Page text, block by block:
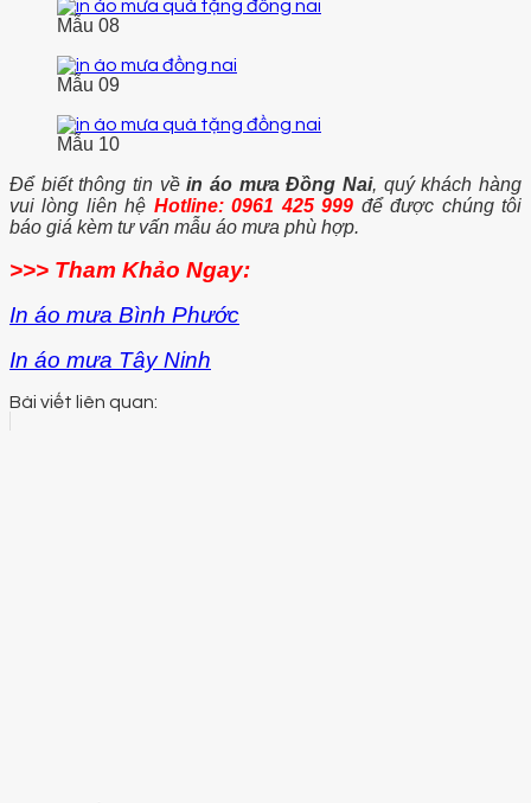
Mẫu 08
Mẫu 09
Mẫu 10
Để biết thông tin vềin áo mưa Đồng Nai, quý khách hàng
vui lòng liên hệ Hotline:0961 425 999 để được chúng tôi
báo giá kèm tư vấn mẫu áo mưa phù hợp.
>>> Tham Khảo Ngay:
In áo mưa Bình Phước
In áo mưa Tây Ninh
Bài viết liên quan: